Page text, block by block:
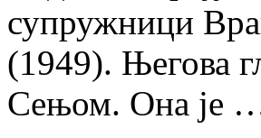
супружници
(1949). Његова
Сењом. Она је